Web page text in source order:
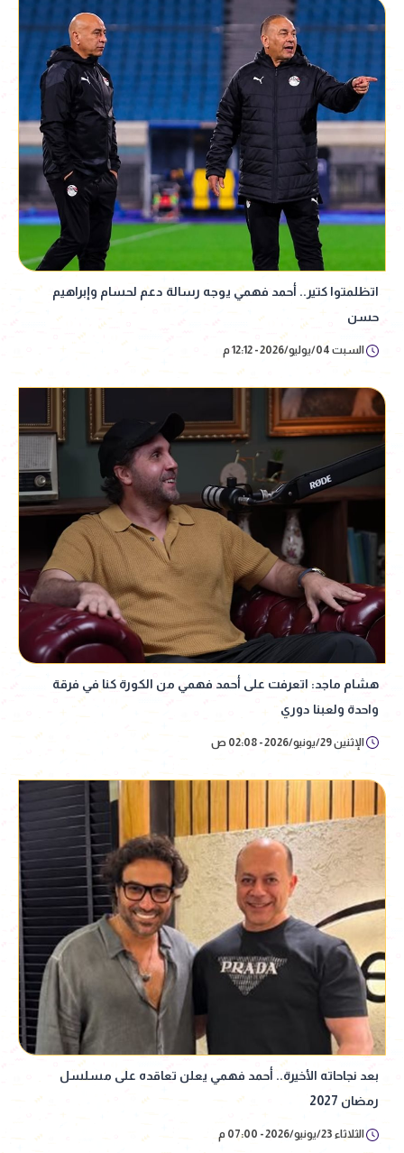
اتظلمتوا كتير.. أحمد فهمي يوجه رسالة دعم لحسام وإبراهيم
حسن
السبت 04/يوليو/2026 - 12:12 م
هشام ماجد: اتعرفت على أحمد فهمي من الكورة كنا في فرقة
واحدة ولعبنا دوري
الإثنين 29/يونيو/2026 - 02:08 ص
بعد نجاحاته الأخيرة.. أحمد فهمي يعلن تعاقده على مسلسل
رمضان 2027
الثلاثاء 23/يونيو/2026 - 07:00 م